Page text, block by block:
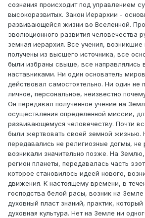
сознания происходит под управлением
высокоразвитых. Закон Иерархии -
развивающейся жизни во Вселенной.
эволюционного развития человечества
земная иерархия. Все учения,
получены из высшего источника, все
были избраны свыше, все направлялись
наставниками. Ни один основатель
действовал самостоятельно. Ни один не
личное, персональное, неизвестно
Он передавал полученное учение на
осуществления определенной миссии,
развивающемуся человечеству. Почти
были жертвовать своей земной жизнью.
передавались не религиозные догмы, не
возникали значительно позже. На
регион планеты, передавалась часть
которое становилось идеей нового,
движения. К настоящему времени, в
господства белой расы, возник на
духовный пласт знаний, практик,
духовная культура. Нет на Земле ни